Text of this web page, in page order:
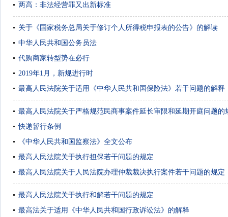
两高：非法经营罪又出新标准
关于《国家税务总局关于修订个人所得税申报表的公告》的解读
中华人民共和国公务员法
代购商家转型势在必行
2019年1月，新规进行时
最高人民法院关于适用《中华人民共和国保险法》若干问题的解释
最高人民法院关于严格规范民商事案件延长审限和延期开庭问题的
快递暂行条例
《中华人民共和国监察法》全文公布
最高人民法院关于执行担保若干问题的规定
最高人民法院关于人民法院办理仲裁裁决执行案件若干问题的规定
最高人民法院关于执行和解若干问题的规定
最高法关于适用《中华人民共和国行政诉讼法》的解释